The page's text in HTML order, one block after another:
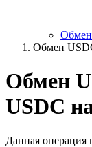
Обмен
Обмен
USDC
Данная операция